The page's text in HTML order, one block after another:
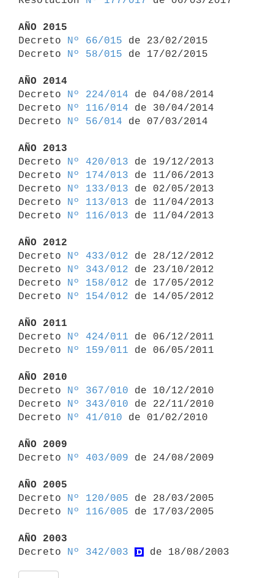
AÑO 2015
Decreto
Nº 66/015 de 23/02/2015
Decreto
Nº 58/015 de 17/02/2015
AÑO 2014
Decreto
Nº 224/014 de 04/08/2014
Decreto
Nº 116/014 de 30/04/2014
Decreto
Nº 56/014 de 07/03/2014
AÑO 2013
Decreto
Nº 420/013 de 19/12/2013
Decreto
Nº 174/013 de 11/06/2013
Decreto
Nº 133/013 de 02/05/2013
Decreto
Nº 113/013 de 11/04/2013
Decreto
Nº 116/013 de 11/04/2013
AÑO 2012
Decreto
Nº 433/012 de 28/12/2012
Decreto
Nº 343/012 de 23/10/2012
Decreto
Nº 158/012 de 17/05/2012
Decreto
Nº 154/012 de 14/05/2012
AÑO 2011
Decreto
Nº 424/011 de 06/12/2011
Decreto
Nº 159/011 de 06/05/2011
AÑO 2010
Decreto
Nº 367/010 de 10/12/2010
Decreto
Nº 343/010 de 22/11/2010
Decreto
Nº 41/010 de 01/02/2010
AÑO 2009
Decreto
Nº 403/009 de 24/08/2009
AÑO 2005
Decreto
Nº 120/005 de 28/03/2005
Decreto
Nº 116/005 de 17/03/2005
AÑO 2003
Decreto
Nº 342/003